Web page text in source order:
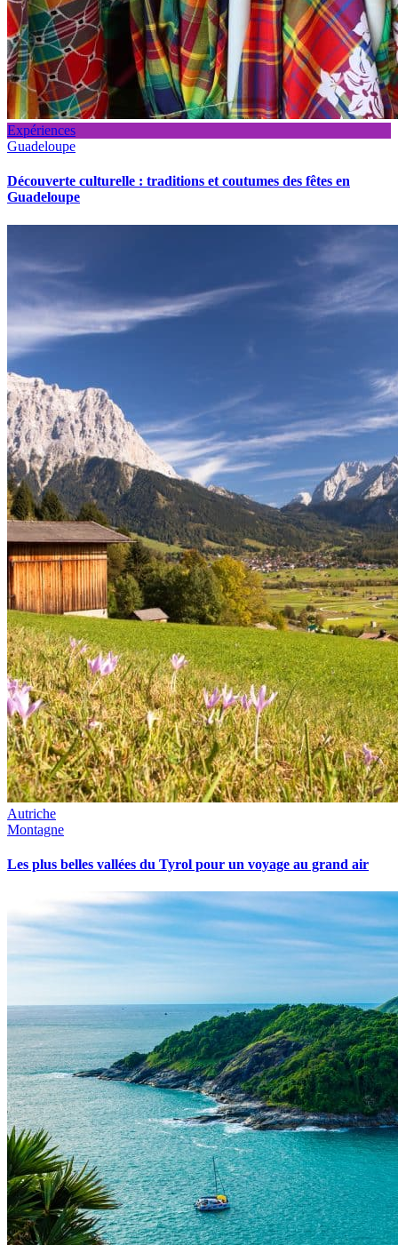
Expériences
Guadeloupe
Découverte culturelle : traditions et coutumes des fêtes en
Guadeloupe
Autriche
Montagne
Les plus belles vallées du Tyrol pour un voyage au grand air